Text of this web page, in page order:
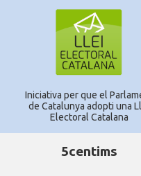
Iniciativa per que el
de Catalunya adopti una
Electoral Catalana
5centims